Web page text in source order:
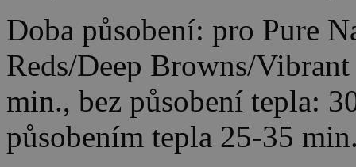
Doba působení: pro Pure
Reds/Deep Browns/
min., bez působení tepla:
působením tepla 25-35